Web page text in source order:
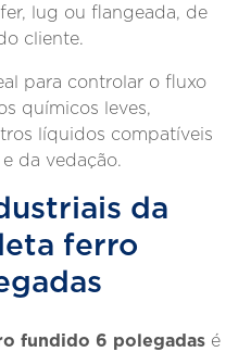
lug ou flangeada, de
cliente.
para controlar o fluxo
químicos leves,
líquidos compatíveis
da vedação.
da
ferro
fundido 6 polegadas é